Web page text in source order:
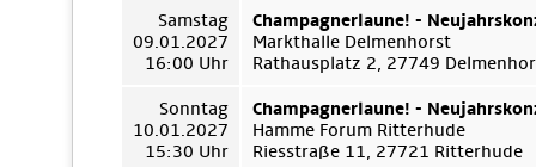
Samstag
09.01.2027
16:00 Uhr
Champagnerlaune! -
Markthalle Delmenhorst
Rathausplatz 2, 27749
Sonntag
10.01.2027
15:30 Uhr
Champagnerlaune! -
Hamme Forum Ritterhude
Riesstraße 11, 27721 Ritterhude